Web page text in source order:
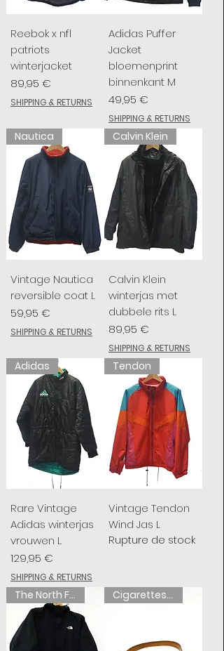
Reebok x nfl
patriots
winterjacket
Prix
89,95 €
SHIPPING & RETURNS
Adidas Puffer
Jacket
bloemenprint
binnenkant M
Prix
49,95 €
SHIPPING & RETURNS
Nautica
Vintage Nautica
reversible coat L
Prix
59,95 €
SHIPPING & RETURNS
Calvin Klein
Calvin Klein
winterjas met
dubbele rits L
Prix
89,95 €
SHIPPING & RETURNS
Adidas
Rare Vintage
Adidas winterjas
vrouwen L
Prix
129,95 €
SHIPPING & RETURNS
Tendon
Vintage Tendon
Wind Jas L
Rupture de stock
The North Face Cigarettes de chameau